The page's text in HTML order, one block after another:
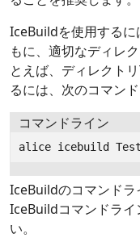
IceBuildを使用するに
もに、適切なディレ
とえば、ディレクト
るには、次のコマンド
コマンドライン
alice icebuild
IceBuildのコマンドラ
IceBuildコマンドライ
い。